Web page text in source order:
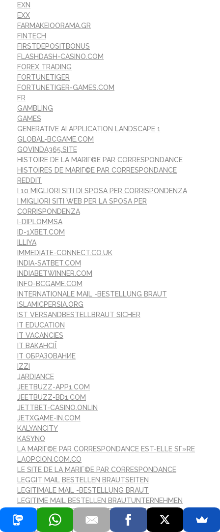
EXN
EXX
FARMAKEIOORAMA.GR
FINTECH
FIRSTDEPOSITBONUS
FLASHDASH-CASINO.COM
FOREX TRADING
FORTUNETIGER
FORTUNETIGER-GAMES.COM
FR
GAMBLING
GAMES
GENERATIVE AI APPLICATION LANDSCAPE 1
GLOBAL-BCGAME.COM
GOVINDA365.SITE
HISTOIRE DE LA MARIГ©E PAR CORRESPONDANCE
HISTOIRES DE MARIГ©E PAR CORRESPONDANCE
REDDIT
I 10 MIGLIORI SITI DI SPOSA PER CORRISPONDENZA
I MIGLIORI SITI WEB PER LA SPOSA PER
CORRISPONDENZA
I-DIPLOMMSA
ID-1XBET.COM
ILLIYA
IMMEDIATE-CONNECT.CO.UK
INDIA-SATBET.COM
INDIABETWINNER.COM
INFO-BCGAME.COM
INTERNATIONALE MAIL -BESTELLUNG BRAUT
ISLAMICPERSIA.ORG
IST VERSANDBESTELLBRAUT SICHER
IT EDUCATION
IT VACANCIES
IT ВАКАНСІЇ
IT ОБРАЗОВАНИЕ
IZZI
JARDIANCE
JEETBUZZ-APP1.COM
JEETBUZZ-BD1.COM
JETTBET-CASINO.ONLIN
JETXGAME-IN.COM
KALYANCITY
KASYNO
LA MARIГ©E PAR CORRESPONDANCE EST-ELLE SГ»RE
LAOPCION.COM.CO
LE SITE DE LA MARIГ©E PAR CORRESPONDANCE
LEGGIT MAIL BESTELLEN BRAUTSEITEN
LEGITIMALE MAIL -BESTELLUNG BRAUT
LEGITIME MAIL BESTELLEN BRAUTUNTERNEHMEN
LEGITIME MAIL BESTELLEN BRAUTWEBSITE
LEGITIME VERSANDBESTELLBRAUT